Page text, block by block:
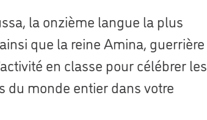
la onzième langue la plus
que la reine Amina, guerrière
en classe pour célébrer les
du monde entier dans votre